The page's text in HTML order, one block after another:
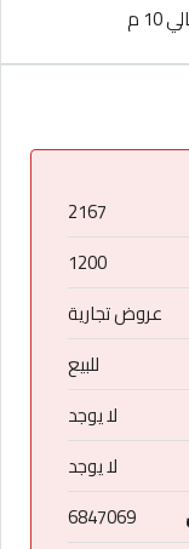
2167
1200
عروض تجارية
للبيع
لا يوجد
لا يوجد
6847069